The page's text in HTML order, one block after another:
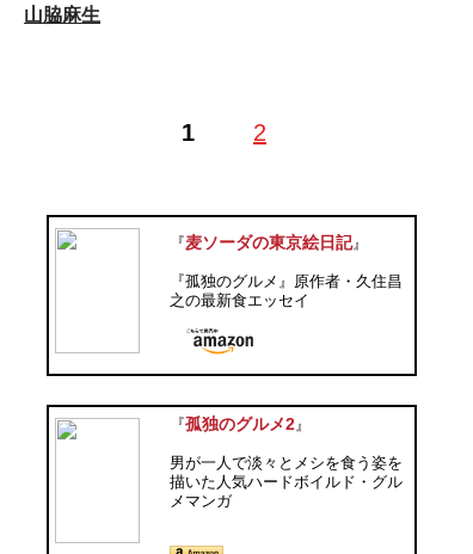
山脇麻生
1 2
『麦ソーダの東京絵日記』
『孤独のグルメ』原作者・久住昌
之の最新食エッセイ
『孤独のグルメ2』
男が一人で淡々とメシを食う姿を
描いた人気ハードボイルド・グル
メマンガ